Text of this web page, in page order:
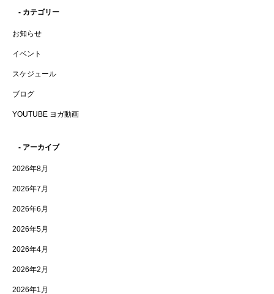
- カテゴリー
お知らせ
イベント
スケジュール
ブログ
YOUTUBE ヨガ動画
- アーカイブ
2026年8月
2026年7月
2026年6月
2026年5月
2026年4月
2026年2月
2026年1月